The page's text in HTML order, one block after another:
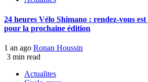
24 heures Vélo Shimano : rendez-vous
pour la prochaine édition
1 an ago Ronan Houssin
3 min read
Actualites